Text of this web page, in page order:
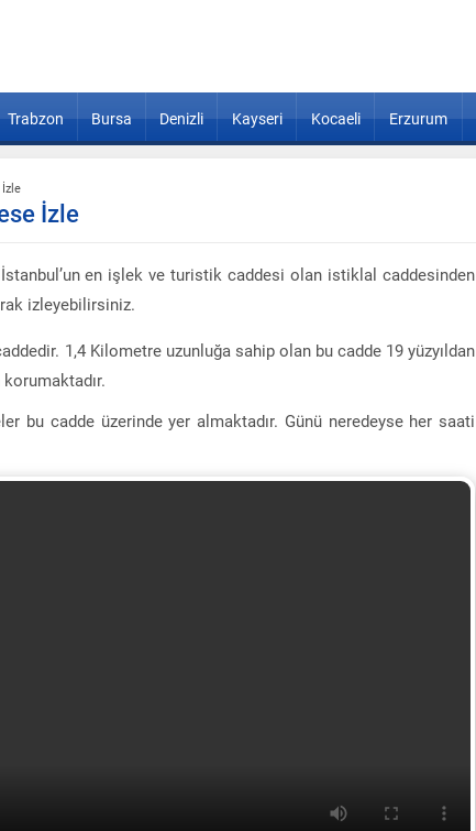
Trabzon Bursa Denizli Kayseri Kocaeli Erzurum
İzle
en işlek ve turistik caddesi olan istiklal caddesinden
izleyebilirsiniz.
1,4 Kilometre uzunluğa sahip olan bu cadde 19 yüzyıldan
bu cadde üzerinde yer almaktadır. Günü neredeyse her saati